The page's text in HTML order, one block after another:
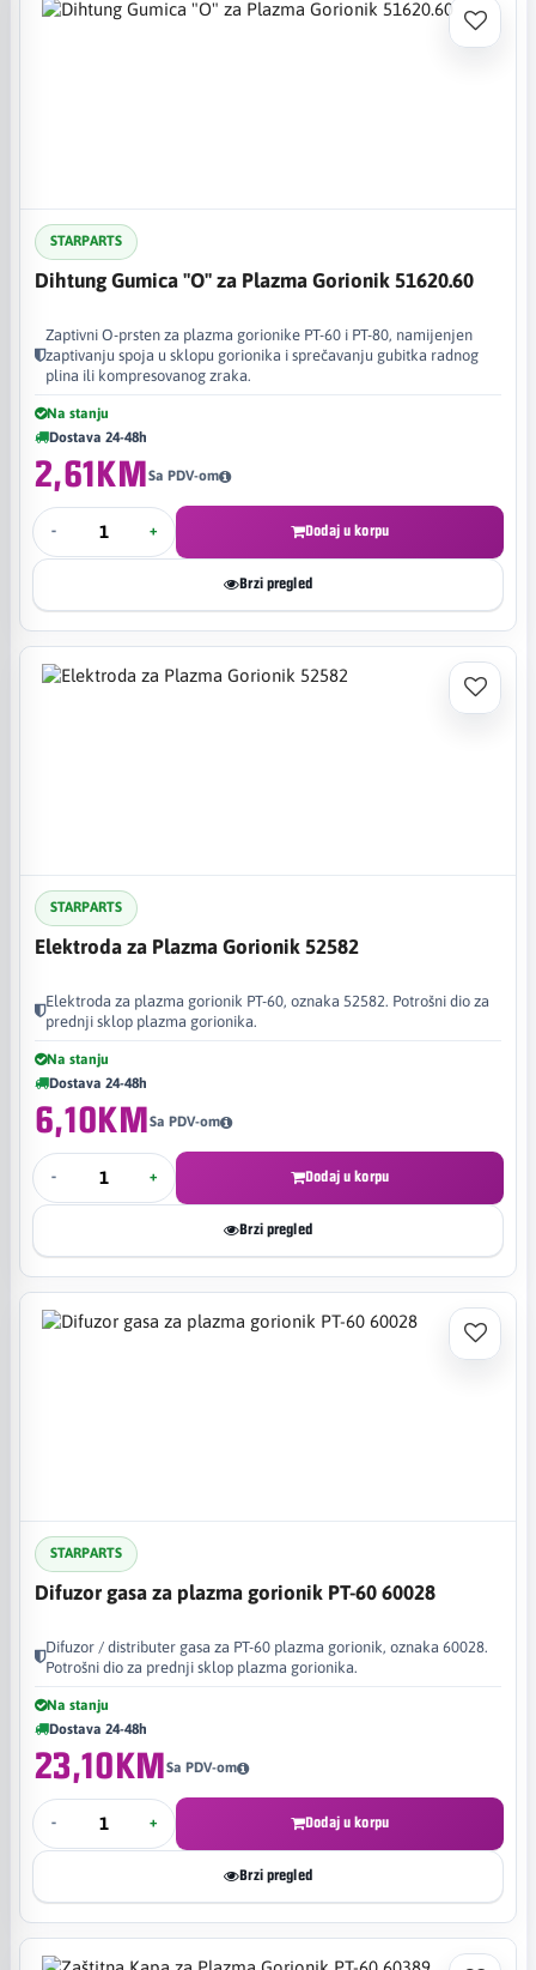
STARPARTS
Dihtung Gumica "O" za Plazma Gorionik 51620.60
Zaptivni O-prsten za plazma gorionike PT-60 i PT-80, namijenjen
zaptivanju spoja u sklopu gorionika i sprečavanju gubitka radnog
plina ili kompresovanog zraka.
Na stanju
Dostava 24-48h
2,61KMSa PDV-om
- + Dodaj u korpu
Brzi pregled
STARPARTS
Elektroda za Plazma Gorionik 52582
Elektroda za plazma gorionik PT-60, oznaka 52582. Potrošni dio za
prednji sklop plazma gorionika.
Na stanju
Dostava 24-48h
6,10KMSa PDV-om
- + Dodaj u korpu
Brzi pregled
STARPARTS
Difuzor gasa za plazma gorionik PT-60 60028
Difuzor / distributer gasa za PT-60 plazma gorionik, oznaka 60028.
Potrošni dio za prednji sklop plazma gorionika.
Na stanju
Dostava 24-48h
23,10KMSa PDV-om
- + Dodaj u korpu
Brzi pregled